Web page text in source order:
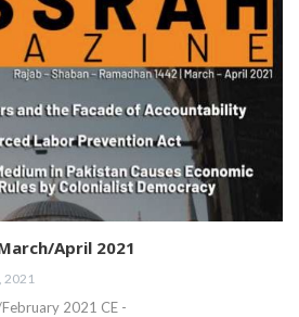
April 2021
2021
2021 CE -